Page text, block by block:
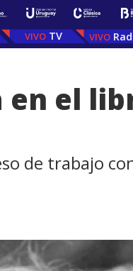
TV
el
de trabajo